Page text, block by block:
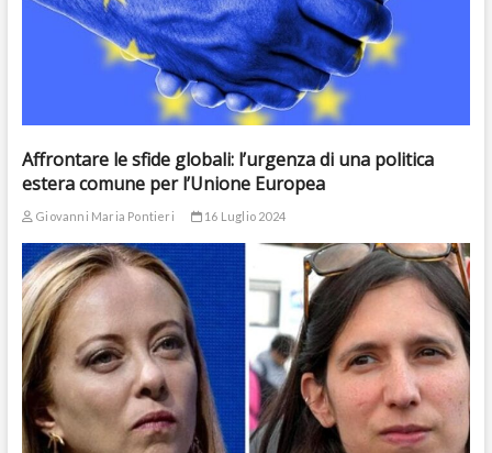
Affrontare le sfide globali: l’urgenza di una politica
estera comune per l’Unione Europea
Giovanni Maria Pontieri 16 Luglio 2024